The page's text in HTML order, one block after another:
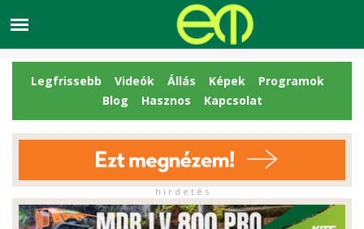
Legfrissebb Videók Állás Képek
Programok
Blog
Hasznos Kapcsolat
h i r d e t é s